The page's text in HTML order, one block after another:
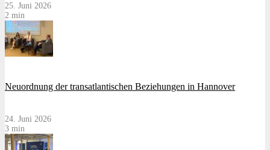
25. Juni 2026
2 min
Neuordnung der transatlantischen Beziehungen in Hannover
24. Juni 2026
3 min